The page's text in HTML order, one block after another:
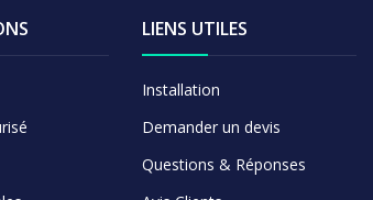
LIENS UTILES
Installation
Demander un devis
Questions & Réponses